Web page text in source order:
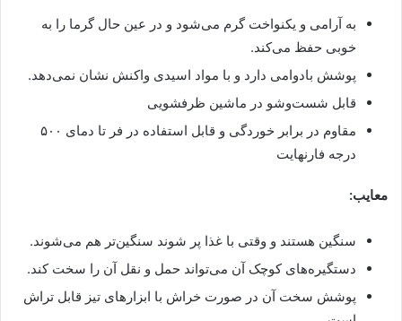
به آرامی و یکنواخت گرم می‌شود و در عین حال گرما را به
خوبی حفظ می‌کند.
پوشش بادوامی دارد و با مواد اسیدی واکنش نشان نمی‌دهد.
قابل شست‌وشو در ماشین ظرفشویی
مقاوم در برابر خوردگی و قابل استفاده در فر تا دمای ۵۰۰
درجه فارنهایت
معایب:
سنگین هستند و وقتی با غذا پر شوند سنگین‌تر هم می‌شوند.
دستگیره‌های کوچک آن می‌تواند حمل و نقل آن را سخت کند.
پوشش سخت آن در صورت خراش با ابزارهای تیز قابل تراش